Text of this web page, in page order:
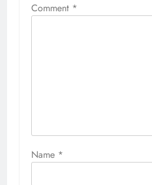
Comment *
Name *